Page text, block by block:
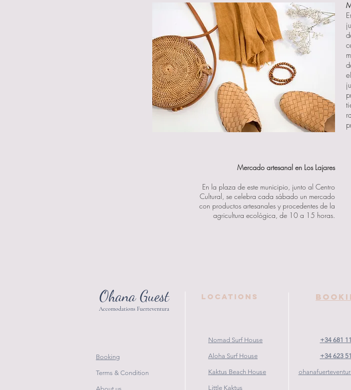
Mercado artesanal en Los Lajares
En la plaza de este municipio, junto al Centro
Cultural, se celebra cada sábado un mercado
con productos artesanales y procedentes de la
agricultura ecológica, de 10 a 15 horas.
Ohana Guest
Accomodations Fuerteventura
LOCATIONS
Booking
Terms & Condition
Nomad Surf House
Aloha Surf House
Kaktus Beach House
Little Kaktus
+34 681
+34 623